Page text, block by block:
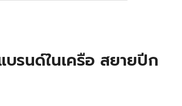
รนด์ในเครือ สยายปีก